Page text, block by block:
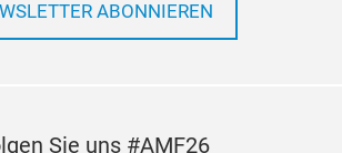
ABONNIEREN
Sie uns #AMF26